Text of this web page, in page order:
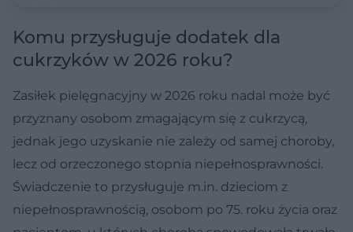
Komu przysługuje dodatek dla
cukrzyków w 2026 roku?
Zasiłek pielęgnacyjny w 2026 roku nadal może być
przyznany osobom zmagającym się z cukrzycą,
jednak jego uzyskanie nie zależy od samej choroby,
lecz od orzeczonego stopnia niepełnosprawności.
Świadczenie to przysługuje m.in. dzieciom z
niepełnosprawnością, osobom po 75. roku życia oraz